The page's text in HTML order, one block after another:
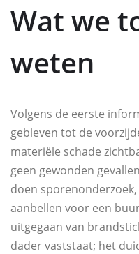
Wat we
weten
Volgens de eerste
gebleven tot de
materiële schade
geen gewonden
doen
aanbellen voor een
uitgegaan van
dader vaststaat; het